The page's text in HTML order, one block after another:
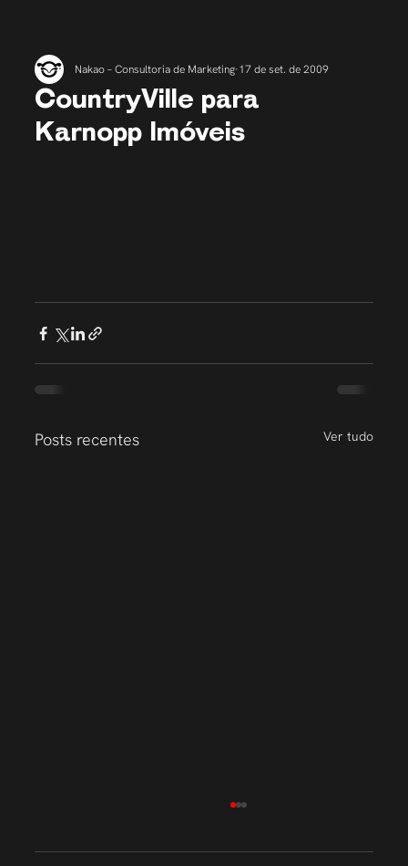
CountryVille para
Karnopp Imóveis
Nakao – Consultoria de Marketing 17 de set. de 2009
Posts recentes Ver tudo